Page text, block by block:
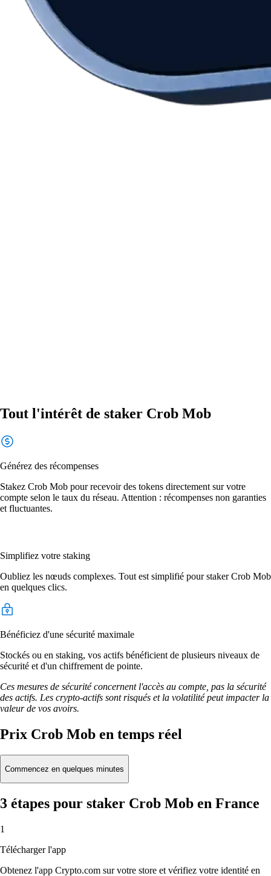
Tout l'intérêt de staker Crob Mob
Générez des récompenses
Stakez Crob Mob pour recevoir des tokens directement sur votre
compte selon le taux du réseau. Attention : récompenses non garanties
et fluctuantes.
Simplifiez votre staking
Oubliez les nœuds complexes. Tout est simplifié pour staker Crob Mob
en quelques clics.
Bénéficiez d'une sécurité maximale
Stockés ou en staking, vos actifs bénéficient de plusieurs niveaux de
sécurité et d'un chiffrement de pointe.
Ces mesures de sécurité concernent l'accès au compte, pas la sécurité
des actifs. Les crypto-actifs sont risqués et la volatilité peut impacter la
valeur de vos avoirs.
Prix Crob Mob en temps réel
Commencez en quelques minutes
3 étapes pour staker Crob Mob en France
1
Télécharger l'app
Obtenez l'app Crypto.com sur votre store et vérifiez votre identité en